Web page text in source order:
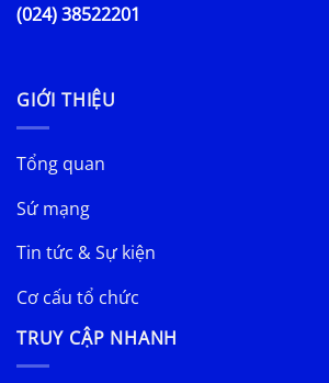
(024) 38522201
GIỚI THIỆU
Tổng quan
Sứ mạng
Tin tức & Sự kiện
Cơ cấu tổ chức
TRUY CẬP NHANH